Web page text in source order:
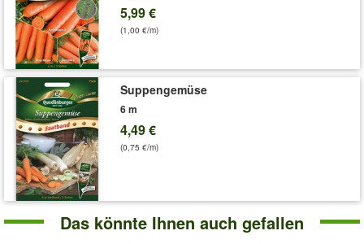
5,99 €
(1,00 €/m)
Suppengemüse
6 m
4,49 €
(0,75 €/m)
Das könnte Ihnen auch gefallen